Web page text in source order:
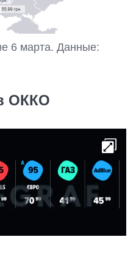
6 марта. Данные:
ОККО